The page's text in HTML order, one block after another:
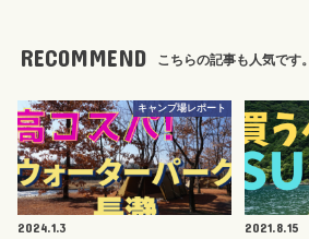
RECOMMEND こちらの記事も人気です。
キャンプ場レポート
2024.1.3
2021.8.15